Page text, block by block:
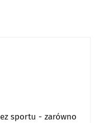
sportu - zarówno